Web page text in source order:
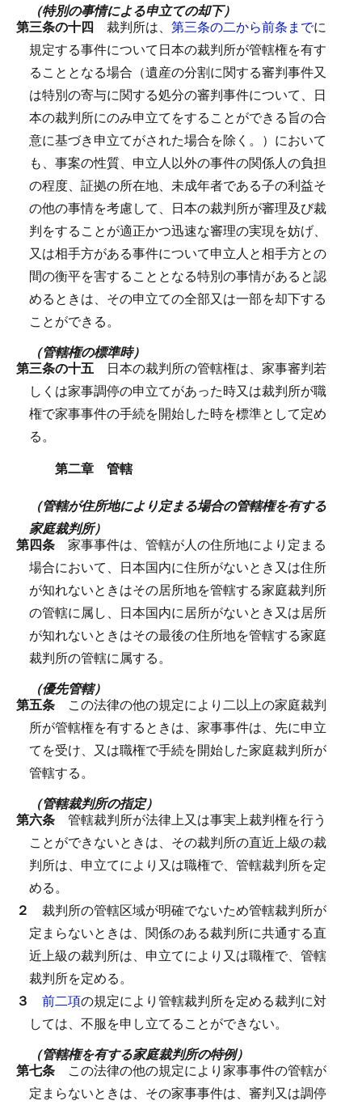
（特別の事情による申立ての却下）
第三条の十四 裁判所は、 第三条の二から前条までに
規定する事件について日本の裁判所が管轄権を有す
ることとなる場合（遺産の分割に関する審判事件又
は特別の寄与に関する処分の審判事件について、日
本の裁判所にのみ申立てをすることができる旨の合
意に基づき申立てがされた場合を除く。）において
も、事案の性質、申立人以外の事件の関係人の負担
の程度、証拠の所在地、未成年者である子の利益そ
の他の事情を考慮して、日本の裁判所が審理及び裁
判をすることが適正かつ迅速な審理の実現を妨げ、
又は相手方がある事件について申立人と相手方との
間の衡平を害することとなる特別の事情があると認
めるときは、その申立ての全部又は一部を却下する
ことができる。
（管轄権の標準時）
第三条の十五 日本の裁判所の管轄権は、家事審判若
しくは家事調停の申立てがあった時又は裁判所が職
権で家事事件の手続を開始した時を標準として定め
る。
第二章 管轄
（管轄が住所地により定まる場合の管轄権を有する
家庭裁判所）
第四条 家事事件は、管轄が人の住所地により定まる
場合において、日本国内に住所がないとき又は住所
が知れないときはその居所地を管轄する家庭裁判所
の管轄に属し、日本国内に居所がないとき又は居所
が知れないときはその最後の住所地を管轄する家庭
裁判所の管轄に属する。
（優先管轄）
第五条 この法律の他の規定により二以上の家庭裁判
所が管轄権を有するときは、家事事件は、先に申立
てを受け、又は職権で手続を開始した家庭裁判所が
管轄する。
（管轄裁判所の指定）
第六条 管轄裁判所が法律上又は事実上裁判権を行う
ことができないときは、その裁判所の直近上級の裁
判所は、申立てにより又は職権で、管轄裁判所を定
める。
２ 裁判所の管轄区域が明確でないため管轄裁判所が
定まらないときは、関係のある裁判所に共通する直
近上級の裁判所は、申立てにより又は職権で、管轄
裁判所を定める。
３ 前二項の規定により管轄裁判所を定める裁判に対
しては、不服を申し立てることができない。
（管轄権を有する家庭裁判所の特例）
第七条 この法律の他の規定により家事事件の管轄が
定まらないときは、その家事事件は、審判又は調停